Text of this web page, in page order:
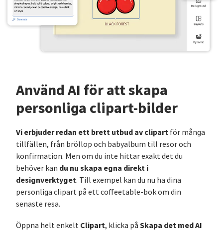
Använd AI för att skapa
personliga clipart-bilder
Vi erbjuder redan ett brett utbud av clipart för många
tillfällen, från bröllop och babyalbum till resor och
konfirmation. Men om du inte hittar exakt det du
behöver kan du nu skapa egna direkt i
designverktyget. Till exempel kan du nu ha dina
personliga clipart på ett coffeetable-bok om din
senaste resa.
Öppna helt enkelt Clipart, klicka på Skapa det med AI